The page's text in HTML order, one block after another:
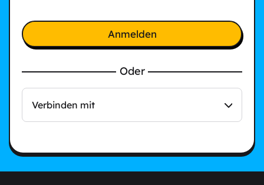
Anmelden
Oder
Verbinden mit